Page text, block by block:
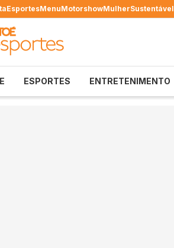
EsportesMenuMotorshowMulherSustentável
ESPORTES ENTRETENIMENTO